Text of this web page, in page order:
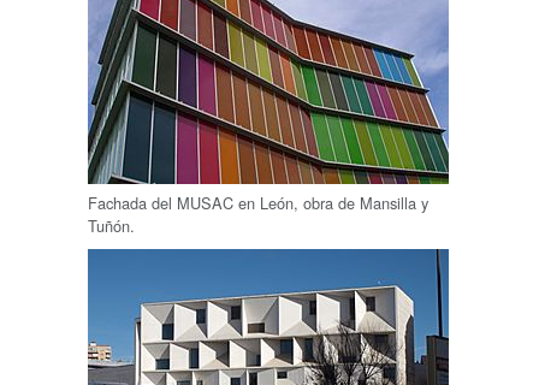
Fachada del MUSAC en León, obra de Mansilla y
Tuñón.